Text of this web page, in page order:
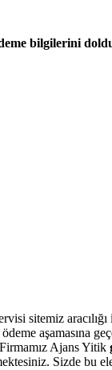
bilgilerini
sitemiz
aşamasına
Ajans Yitik
Sizde bu